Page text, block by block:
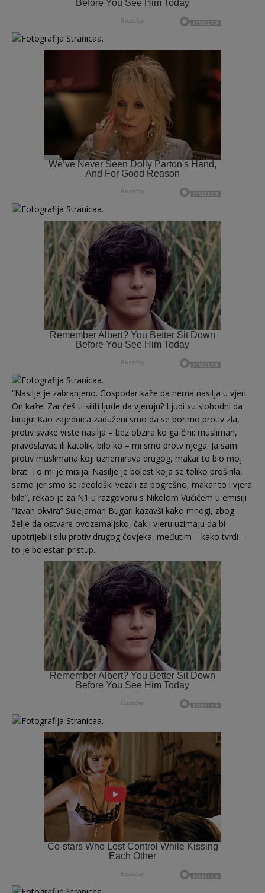
“Nasilje je zabranjeno. Gospodar kaže da nema nasilja u vjeri.
On kaže: Zar ćeš ti siliti ljude da vjeruju? Ljudi su slobodni da
biraju! Kao zajednica zaduženi smo da se borimo protiv zla,
protiv svake vrste nasilja – bez obzira ko ga čini: musliman,
pravoslavac ili katolik, bilo ko – mi smo protv njega. Ja sam
protiv muslimana koji uznemirava drugog, makar to bio moj
brat. To mi je misija. Nasilje je bolest koja se toliko proširila,
samo jer smo se ideološki vezali za pogrešno, makar to i vjera
bila”, rekao je za N1 u razgovoru s Nikolom Vučićem u emisiji
“Izvan okvira” Sulejaman Bugari kazavši kako mnogi, zbog
želje da ostvare ovozemaljsko, čak i vjeru uzimaju da bi
upotrijebili silu protiv drugog čovjeka, međutim – kako tvrdi –
to je bolestan pristup.